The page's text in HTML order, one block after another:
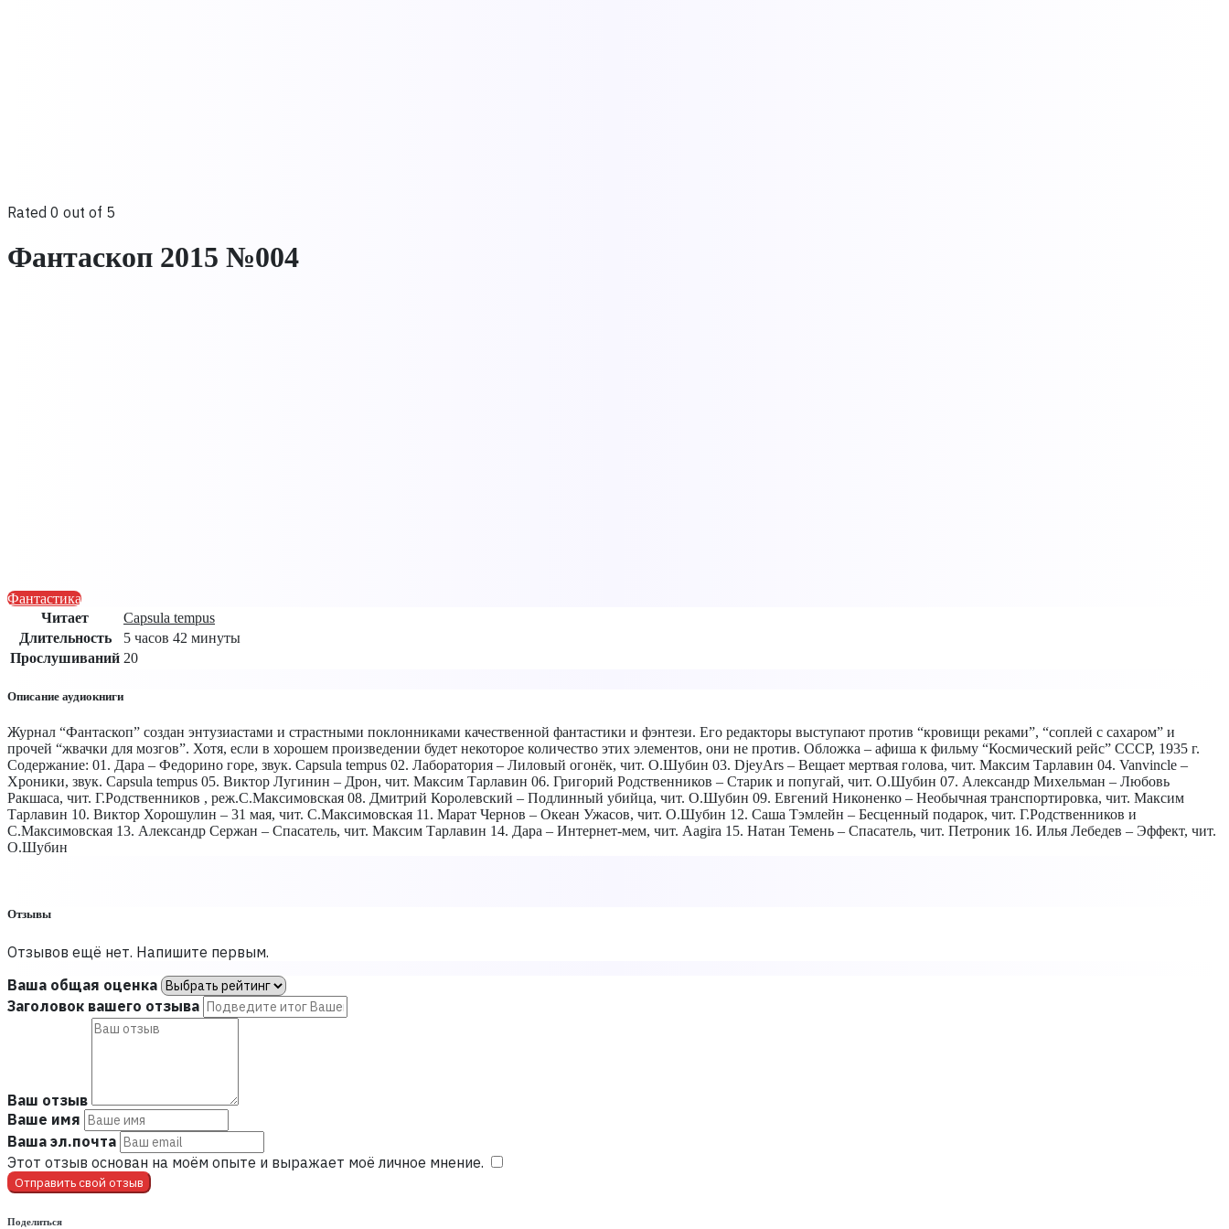
Rated 0 out of 5
Фантаскоп 2015 №004
Фантастика
Читает
Capsula tempus
Длительность
5 часов 42 минуты
Прослушиваний 20
Описание аудиокниги
Журнал “Фантаскоп” создан энтузиастами и страстными поклонниками качественной фантастики и фэнтези. Его редакторы выступают против “кровищи реками”, “соплей с сахаром” и
прочей “жвачки для мозгов”. Хотя, если в хорошем произведении будет некоторое количество этих элементов, они не против. Обложка – афиша к фильму “Космический рейс” СССР, 1935 г.
Содержание: 01. Дара – Федорино горе, звук. Capsula tempus 02. Лаборатория – Лиловый огонёк, чит. О.Шубин 03. DjeyArs – Вещает мертвая голова, чит. Максим Тарлавин 04. Vanvincle –
Хроники, звук. Capsula tempus 05. Виктор Лугинин – Дрон, чит. Максим Тарлавин 06. Григорий Родственников – Старик и попугай, чит. О.Шубин 07. Александр Михельман – Любовь
Ракшаса, чит. Г.Родственников , реж.С.Максимовская 08. Дмитрий Королевский – Подлинный убийца, чит. О.Шубин 09. Евгений Никоненко – Необычная транспортировка, чит. Максим
Тарлавин 10. Виктор Хорошулин – 31 мая, чит. С.Максимовская 11. Марат Чернов – Океан Ужасов, чит. О.Шубин 12. Саша Тэмлейн – Бесценный подарок, чит. Г.Родственников и
С.Максимовская 13. Александр Сержан – Спасатель, чит. Максим Тарлавин 14. Дара – Интернет-мем, чит. Aagira 15. Натан Темень – Спасатель, чит. Петроник 16. Илья Лебедев – Эффект, чит.
О.Шубин
Отзывы
Отзывов ещё нет. Напишите первым.
Ваша общая оценка
Заголовок вашего отзыва
Ваш отзыв
Ваше имя
Ваша эл.почта
Этот отзыв основан на моём опыте и выражает моё личное мнение.
Отправить свой отзыв
Поделиться